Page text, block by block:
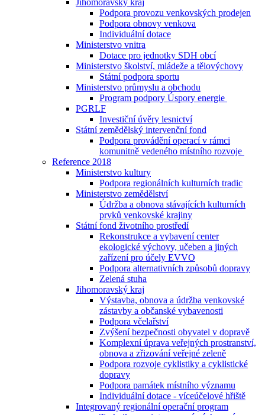
Jihomoravský kraj
Podpora provozu venkovských prodejen
Podpora obnovy venkova
Individuální dotace
Ministerstvo vnitra
Dotace pro jednotky SDH obcí
Ministerstvo školství, mládeže a tělovýchovy
Státní podpora sportu
Ministerstvo průmyslu a obchodu
Program podpory Úspory energie
PGRLF
Investiční úvěry lesnictví
Státní zemědělský intervenční fond
Podpora provádění operací v rámci
komunitně vedeného místního rozvoje
Reference 2018
Ministerstvo kultury
Podpora regionálních kulturních tradic
Ministerstvo zemědělství
Údržba a obnova stávajících kulturních
prvků venkovské krajiny
Státní fond životního prostředí
Rekonstrukce a vybavení center
ekologické výchovy, učeben a jiných
zařízení pro účely EVVO
Podpora alternativních způsobů dopravy
Zelená stuha
Jihomoravský kraj
Výstavba, obnova a údržba venkovské
zástavby a občanské vybavenosti
Podpora včelařství
Zvýšení bezpečnosti obyvatel v dopravě
Komplexní úprava veřejných prostranství,
obnova a zřizování veřejné zeleně
Podpora rozvoje cyklistiky a cyklistické
dopravy
Podpora památek místního významu
Individuální dotace - víceúčelové hřiště
Integrovaný regionální operační program